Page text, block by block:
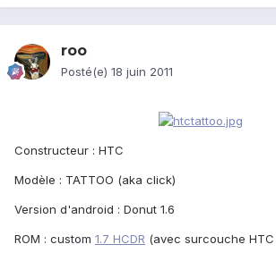
roo
Posté(e) 18 juin 2011
Constructeur : HTC
Modèle : TATTOO (aka click)
Version d'android : Donut 1.6
ROM : custom 1.7 HCDR (avec surcouche HTC